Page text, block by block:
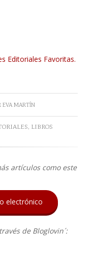
Editoriales Favoritas.
EVA MARTÍN
, LIBROS
artículos como este
electrónico
de Bloglovin´: